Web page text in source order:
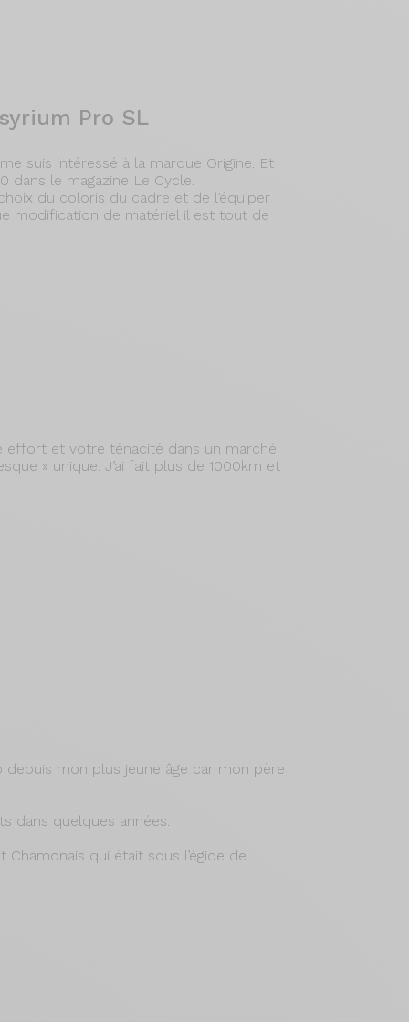
Pro SL
suis intéressé à la marque Origine. Et
dans le magazine Le Cycle.
du coloris du cadre et de l’équiper
modification de matériel il est tout de
effort et votre ténacité dans un marché
» unique. J’ai fait plus de 1000km et
depuis mon plus jeune âge car mon père
dans quelques années.
qui était sous l’égide de